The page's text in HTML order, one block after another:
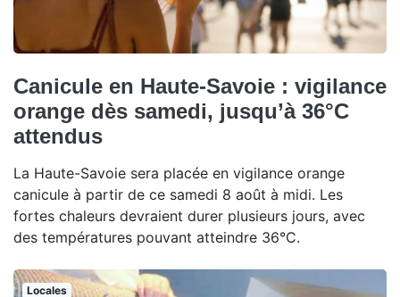
Canicule en Haute-Savoie : vigilance
orange dès samedi, jusqu’à 36°C
attendus
La Haute-Savoie sera placée en vigilance orange
canicule à partir de ce samedi 8 août à midi. Les
fortes chaleurs devraient durer plusieurs jours, avec
des températures pouvant atteindre 36°C.
Locales